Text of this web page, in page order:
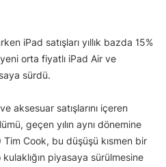
iPad satışları yıllık bazda 15%
orta fiyatlı iPad Air ve
sürdü.
aksesuar satışlarını içeren
geçen yılın aynı dönemine
Cook, bu düşüşü kısmen bir
piyasaya sürülmesine